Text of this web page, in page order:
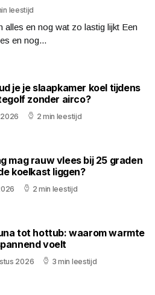
leestijd
en nog wat zo lastig lijkt Een
en nog...
je je slaapkamer koel tijdens
zonder airco?
2 min leestijd
mag rauw vlees bij 25 graden
koelkast liggen?
2 min leestijd
tot hottub: waarom warmte
voelt
2026 3 min leestijd